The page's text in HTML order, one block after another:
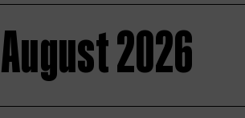
August 2026